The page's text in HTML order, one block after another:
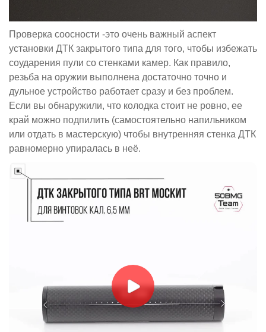
Проверка соосности -это очень важный аспект
установки ДТК закрытого типа для того, чтобы избежать
соударения пули со стенками камер. Как правило,
резьба на оружии выполнена достаточно точно и
дульное устройство работает сразу и без проблем.
Если вы обнаружили, что колодка стоит не ровно, ее
край можно подпилить (самостоятельно напильником
или отдать в мастерскую) чтобы внутренняя стенка ДТК
равномерно упиралась в неё.